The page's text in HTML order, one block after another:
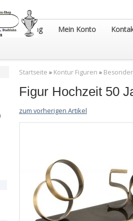
Gosling Mein Konto
Startseite » Kontur Figuren »
Figur Hochzeit 50
zum vorherigen Artikel